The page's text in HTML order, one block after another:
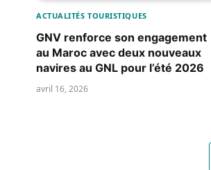
ACTUALITÉS TOURISTIQUES
GNV renforce son engagement
au Maroc avec deux nouveaux
navires au GNL pour l’été 2026
avril 16, 2026